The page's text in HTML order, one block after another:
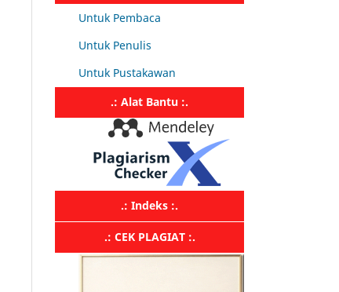
Untuk Pembaca
Untuk Penulis
Untuk Pustakawan
.: Alat Bantu :.
.: Indeks :.
.: CEK PLAGIAT :.